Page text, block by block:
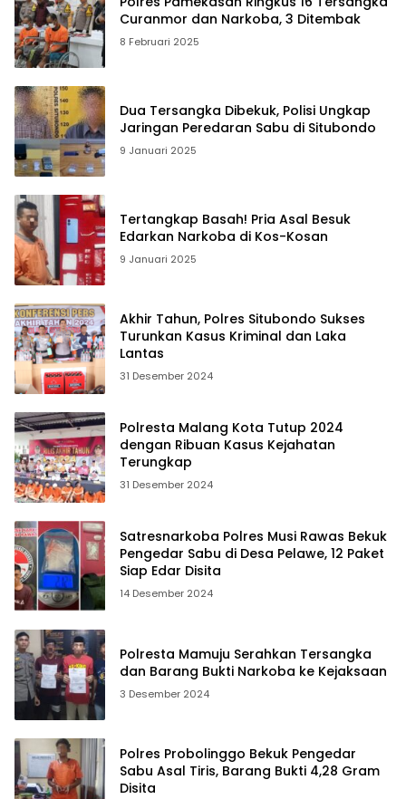
Curanmor dan Narkoba, 3 Ditembak
8 Februari 2025
Dua Tersangka Dibekuk, Polisi Ungkap
Jaringan Peredaran Sabu di Situbondo
9 Januari 2025
Tertangkap Basah! Pria Asal Besuk
Edarkan Narkoba di Kos-Kosan
9 Januari 2025
Akhir Tahun, Polres Situbondo Sukses
Turunkan Kasus Kriminal dan Laka
Lantas
31 Desember 2024
Polresta Malang Kota Tutup 2024
dengan Ribuan Kasus Kejahatan
Terungkap
31 Desember 2024
Satresnarkoba Polres Musi Rawas Bekuk
Pengedar Sabu di Desa Pelawe, 12 Paket
Siap Edar Disita
14 Desember 2024
Polresta Mamuju Serahkan Tersangka
dan Barang Bukti Narkoba ke Kejaksaan
3 Desember 2024
Polres Probolinggo Bekuk Pengedar
Sabu Asal Tiris, Barang Bukti 4,28 Gram
Disita